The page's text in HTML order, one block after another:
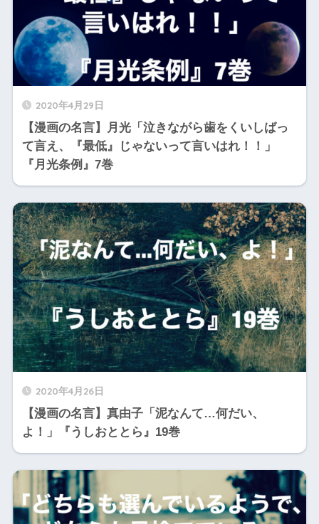
2020年4月29日
【漫画の名言】月光「泣きながら歯をくいしばっ
て言え、『最低』じゃないって言いはれ！！」
『月光条例』7巻
2020年4月26日
【漫画の名言】真由子「泥なんて…何だい、
よ！」『うしおととら』19巻